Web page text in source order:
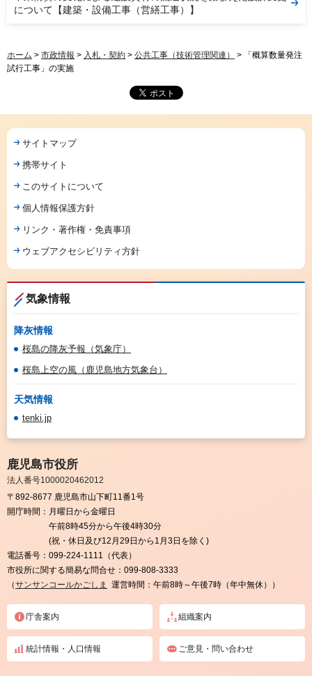
について【建築・設備工事（営繕工事）】
ホーム > 市政情報 > 入札・契約 > 公共工事（技術管理関連）
> 「概算数量発注
試行工事」の実施
サイトマップ
携帯サイト
このサイトについて
個人情報保護方針
リンク・著作権・免責事項
ウェブアクセシビリティ方針
気象情報
降灰情報
桜島の降灰予報（気象庁）
桜島上空の風（鹿児島地方気象台）
天気情報
tenki.jp
鹿児島市役所
法人番号1000020462012
〒892-8677 鹿児島市山下町11番1号
開庁時間： 月曜日から金曜日
午前8時45分から午後4時30分
(祝・休日及び12月29日から1月3日を除く)
電話番号： 099-224-1111（代表）
市役所に関する簡易な問合せ： 099-808-3333
（サンサンコールかごしま 運営時間：午前8時～午後7時（年中無休））
庁舎案内 組織案内
統計情報・人口情報 ご意見・問い合わせ